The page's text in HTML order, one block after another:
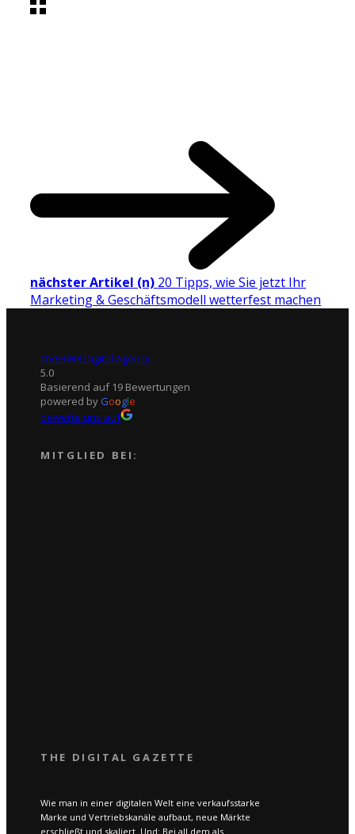
nächster Artikel (n) 20 Tipps, wie Sie jetzt Ihr
Marketing & Geschäftsmodell wetterfest machen
OVERW8 Digital Agency
5.0
Basierend auf 19 Bewertungen
powered byGoogle
bewerte uns auf
MITGLIED BEI:
THE DIGITAL GAZETTE
Wie man in einer digitalen Welt eine verkaufsstarke
Marke und Vertriebskanäle aufbaut, neue Märkte
erschließt und skaliert. Und: Bei all dem als